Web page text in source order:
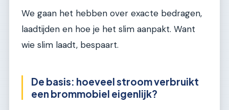
We gaan het hebben over exacte bedragen,
laadtijden en hoe je het slim aanpakt. Want
wie slim laadt, bespaart.
De basis: hoeveel stroom verbruikt
een brommobiel eigenlijk?